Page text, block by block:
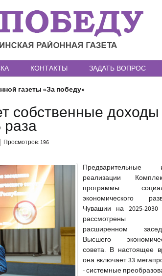
КОНТАКТЫ ЗАДАТЬ ВОПРОС
газеты «За победу»
собственные доходы
раза
Просмотров: 196
Предварительные
реализации
программы
экономического
Чувашии на 2025-2030
рассмотрены
расширенном
Высшего
совета. В настоящее
она включает 33
- системные